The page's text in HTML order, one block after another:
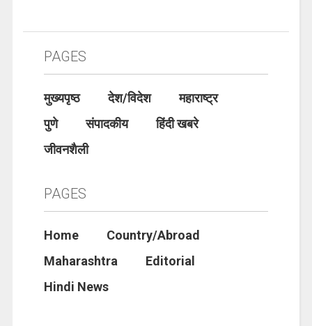
PAGES
मुख्यपृष्ठ देश/विदेश
महाराष्ट्र
पुणे
संपादकीय
हिंदी खबरे
जीवनशैली
PAGES
Home
Country/Abroad
Maharashtra
Editorial
Hindi News